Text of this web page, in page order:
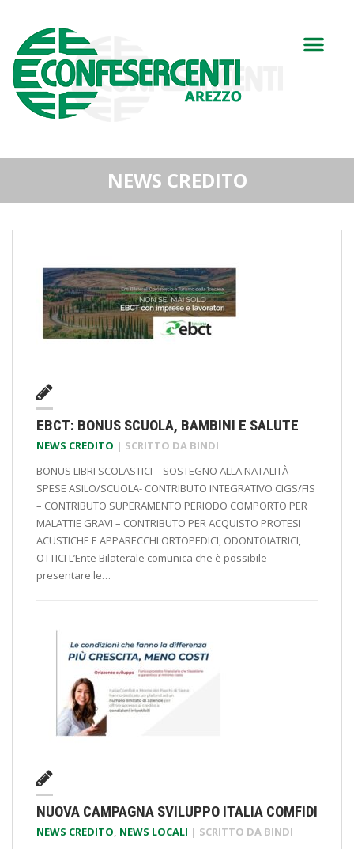
NEWS CREDITO
EBCT: BONUS SCUOLA, BAMBINI E SALUTE
NEWS CREDITO | SCRITTO DA BINDI
BONUS LIBRI SCOLASTICI – SOSTEGNO ALLA NATALITÀ –
SPESE ASILO/SCUOLA- CONTRIBUTO INTEGRATIVO CIGS/FIS
– CONTRIBUTO SUPERAMENTO PERIODO COMPORTO PER
MALATTIE GRAVI – CONTRIBUTO PER ACQUISTO PROTESI
ACUSTICHE E APPARECCHI ORTOPEDICI, ODONTOIATRICI,
OTTICI L’Ente Bilaterale comunica che è possibile
presentare le…
NUOVA CAMPAGNA SVILUPPO ITALIA COMFIDI
NEWS CREDITO, NEWS LOCALI | SCRITTO DA BINDI